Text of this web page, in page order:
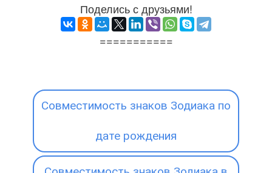
Поделись с друзьями!
===========
Совместимость знаков Зодиака по
дате рождения